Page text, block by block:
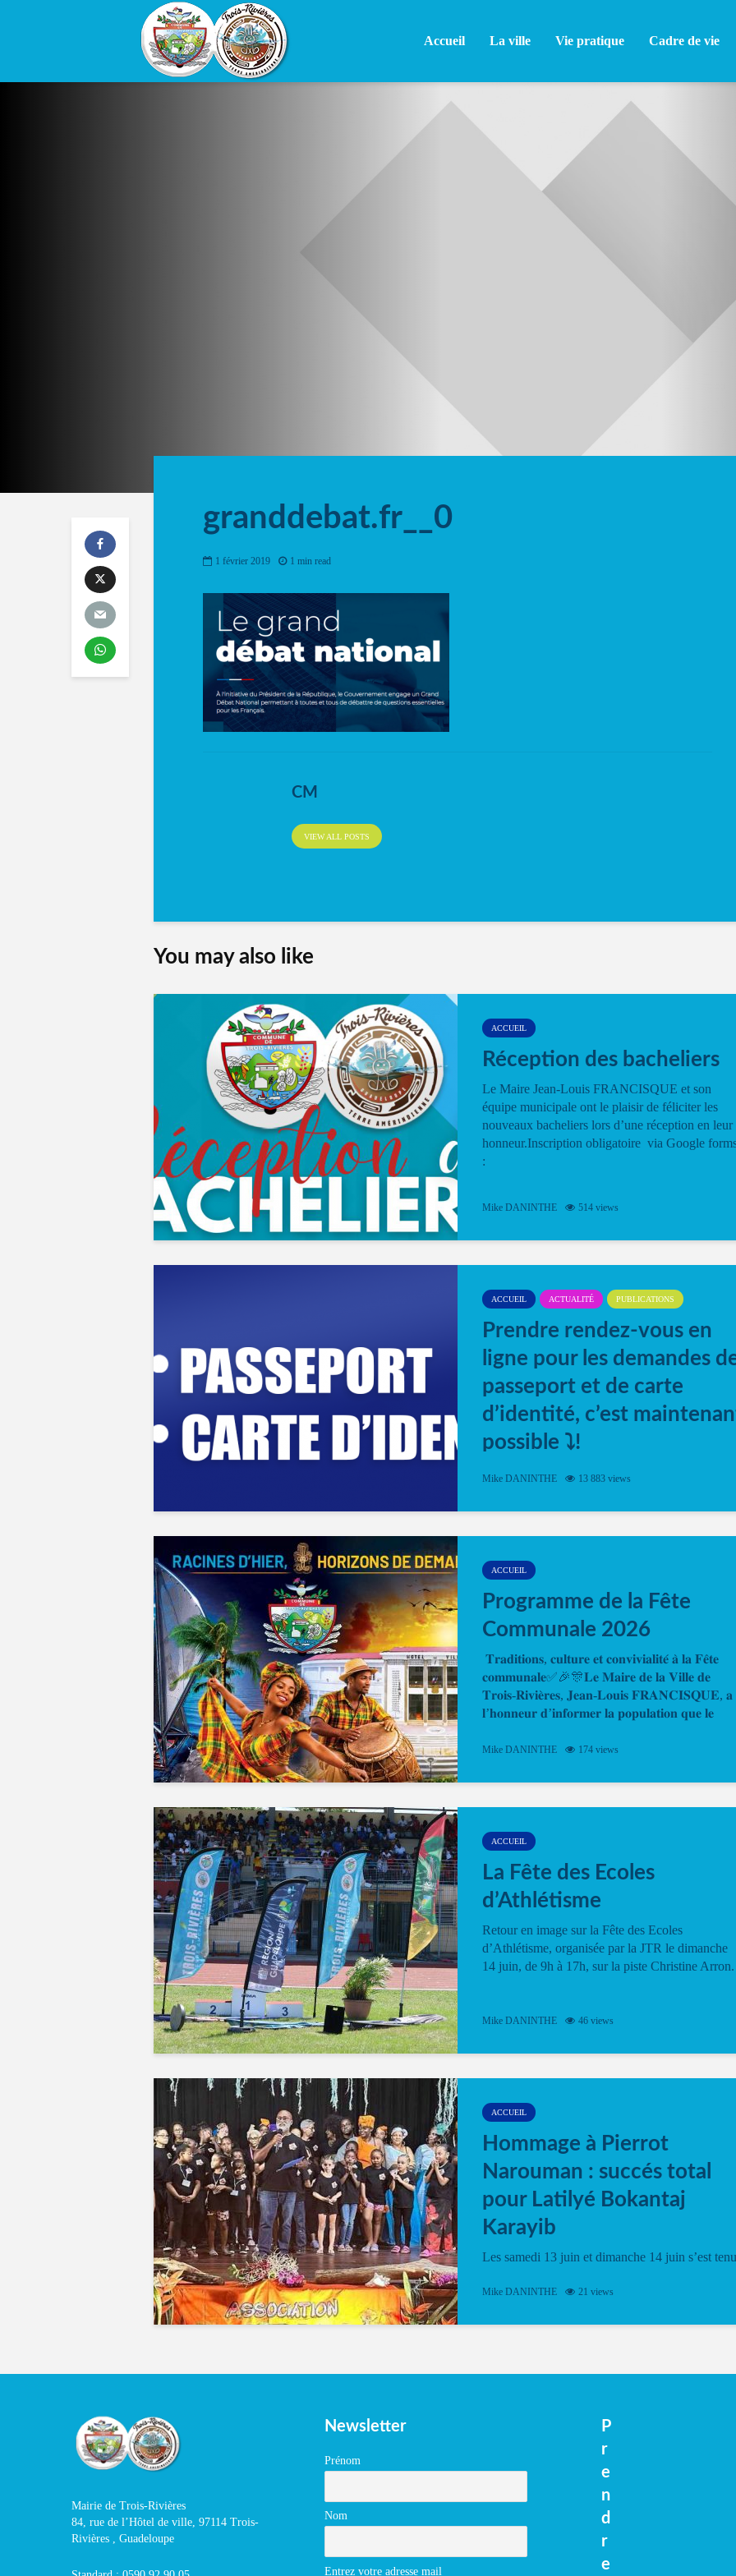
Accueil La ville Vie pratique Cadre de vie
granddebat.fr__0
1 février 2019 1 min read
CM
VIEW ALL POSTS
You may also like
ACCUEIL
Réception des bacheliers
Le Maire Jean-Louis FRANCISQUE et son
équipe municipale ont le plaisir de féliciter les
nouveaux bacheliers lors d’une réception en leur
honneur.Inscription obligatoire via Google
:
Mike DANINTHE 514 views
ACCUEIL ACTUALITÉ PUBLICATIONS
Prendre rendez-vous en
ligne pour les demandes
passeport et de carte
d’identité, c’est
possible ⤵️!
Désormais, il est possible de prendre rendez-
Mike DANINTHE 13 883 views
ACCUEIL
Programme de la Fête
Communale 2026
𝐓𝐫𝐚𝐝𝐢𝐭𝐢𝐨𝐧𝐬, 𝐜𝐮𝐥𝐭𝐮𝐫𝐞 𝐞𝐭 𝐜𝐨𝐧𝐯𝐢𝐯𝐢𝐚𝐥𝐢𝐭𝐞́ 𝐚̀ 𝐥𝐚 𝐅𝐞̂𝐭𝐞
𝐜𝐨𝐦𝐦𝐮𝐧𝐚𝐥𝐞✅🎉🎊𝐋𝐞 𝐌𝐚𝐢𝐫𝐞 𝐝𝐞 𝐥𝐚 𝐕𝐢𝐥𝐥𝐞 𝐝𝐞
𝐓𝐫𝐨𝐢𝐬-𝐑𝐢𝐯𝐢𝐞̀𝐫𝐞𝐬, 𝐉𝐞𝐚𝐧-𝐋𝐨𝐮𝐢𝐬 𝐅𝐑𝐀𝐍𝐂𝐈𝐒𝐐𝐔𝐄, 𝐚
𝐥’𝐡𝐨𝐧𝐧𝐞𝐮𝐫 𝐝’𝐢𝐧𝐟𝐨𝐫𝐦𝐞𝐫 𝐥𝐚 𝐩𝐨𝐩𝐮𝐥𝐚𝐭𝐢𝐨𝐧 𝐪𝐮𝐞 𝐥𝐞
Mike DANINTHE 174 views
ACCUEIL
La Fête des Ecoles
d’Athlétisme
Retour en image sur la Fête des Ecoles
d’Athlétisme, organisée par la JTR le dimanche
14 juin, de 9h à 17h, sur la piste Christine Arron.
Mike DANINTHE 46 views
ACCUEIL
Hommage à Pierrot
Narouman : succés total
pour Latilyé Bokantaj
Karayib
Les samedi 13 juin et dimanche 14 juin s’est tenu
vibrant à Pierrot Narouman, organisé par
spectacle de fin d’année, présenté à la salle...
Mike DANINTHE 21 views
Mairie de Trois-Rivières
84, rue de l’Hôtel de ville, 97114 Trois-
Rivières , Guadeloupe
Newsletter
Prénom
Nom
Entrez votre adresse mail
P
r
e
n
d
r
e